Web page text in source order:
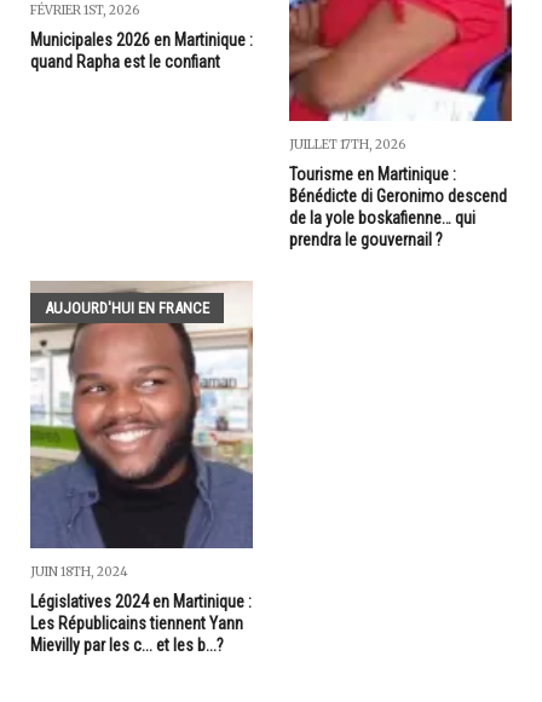
FÉVRIER 1ST, 2026
Municipales 2026 en Martinique :
quand Rapha est le confiant
JUILLET 17TH, 2026
Tourisme en Martinique :
Bénédicte di Geronimo descend
de la yole boskafienne… qui
prendra le gouvernail ?
AUJOURD'HUI EN FRANCE
JUIN 18TH, 2024
Législatives 2024 en Martinique :
Les Républicains tiennent Yann
Mievilly par les c... et les b...?